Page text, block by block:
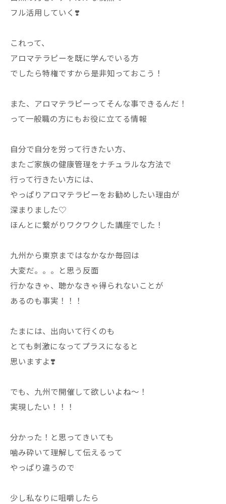
フル活用していく❣️
これって、
アロマテラピーを既に学んでいる方
でしたら特権ですから是非知っておこう！
また、アロマテラピーってそんな事できるんだ！
って一般職の方にもお役に立てる情報
自分で自分を労って行きたい方、
またご家族の健康管理をナチュラルな方法で
行って行きたい方には、
やっぱりアロマテラピーをお勧めしたい理由が
深まりました♡
ほんとに繋がりワクワクした講座でした！
九州から東京まではなかなか毎回は
大変だ。。。と思う反面
行かなきゃ、聴かなきゃ得られないことが
あるのも事実！！！
たまには、出向いて行くのも
とても刺激になってプラスになると
思いますよ❣️
でも、九州で開催して欲しいよね〜！
実現したい！！！
分かった！と思ってきいても
噛み砕いて理解して伝えるって
やっぱり違うので
少し私なりに咀嚼したら